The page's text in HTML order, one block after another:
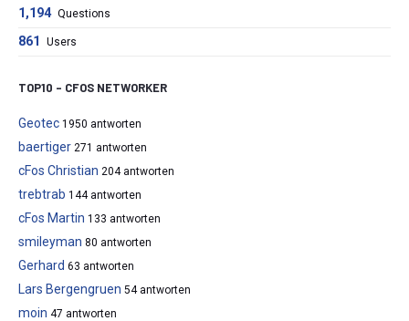
1,194 Questions
861 Users
TOP10 – CFOS NETWORKER
Geotec 1950 antworten
baertiger 271 antworten
cFos Christian 204 antworten
trebtrab 144 antworten
cFos Martin 133 antworten
smileyman 80 antworten
Gerhard 63 antworten
Lars Bergengruen 54 antworten
moin 47 antworten